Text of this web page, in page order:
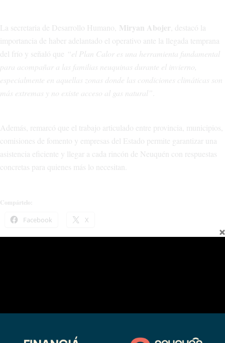
La secretaria de Desarrollo Humano, Miryan Abojer, destacó la
importancia de haber adelantado el operativo ante la llegada temprana
del frío y señaló que “el Plan Calor es una herramienta fundamental
para acompañar a las familias neuquinas durante el invierno,
especialmente en aquellas zonas donde las condiciones climáticas son
más extremas y no existe acceso al gas natural”
Además, remarcó que el trabajo articulado entre provincia, municipios,
comisiones de fomento y empresas del Estado permite garantizar una
asistencia eficiente y llegar a cada rincón de Neuquén con respuestas
concretas para quienes más lo necesitan.
Compártelo:
Facebook X